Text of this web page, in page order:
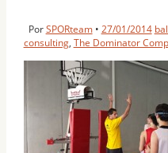
PorSPORteam • 27/01/2014
consulting, The Dominator